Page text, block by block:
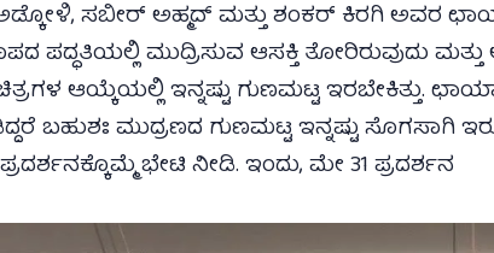
ಸಬೀರ್ ಅಹ್ಮದ್ ಮತ್ತು ಶಂಕರ್ ಕಿರಗಿ ಅವರ
ಪದ್ಧತಿಯಲ್ಲಿ ಮುದ್ರಿಸುವ ಆಸಕ್ತಿ ತೋರಿರುವುದು ಮತ್ತು
ಆಯ್ಕೆಯಲ್ಲಿ ಇನ್ನಷ್ಟು ಗುಣಮಟ್ಟ ಇರಬೇಕಿತ್ತು.
ಮುದ್ರಣದ ಗುಣಮಟ್ಟ ಇನ್ನಷ್ಟು ಸೊಗಸಾಗಿ
ಭೇಟಿ ನೀಡಿ. ಇಂದು, ಮೇ 31 ಪ್ರದರ್ಶನ